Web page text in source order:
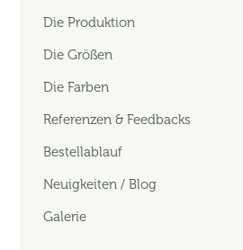
Die Produktion
Die Größen
Die Farben
Referenzen & Feedbacks
Bestellablauf
Neuigkeiten / Blog
Galerie